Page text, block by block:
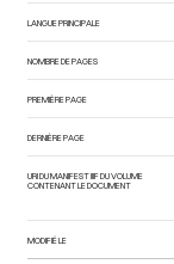
LANGUE PRINCIPALE
NOMBRE DE PAGES
PREMIÈRE PAGE
DERNIÈRE PAGE
URI DU MANIFEST IIIF DU VOLUME
CONTENANT LE DOCUMENT
MODIFIÉ LE